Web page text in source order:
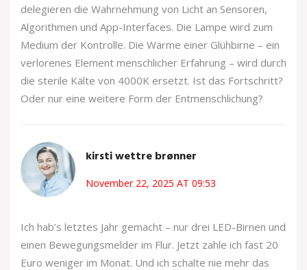
delegieren die Wahrnehmung von Licht an Sensoren,
Algorithmen und App-Interfaces. Die Lampe wird zum
Medium der Kontrolle. Die Wärme einer Glühbirne – ein
verlorenes Element menschlicher Erfahrung – wird durch
die sterile Kälte von 4000K ersetzt. Ist das Fortschritt?
Oder nur eine weitere Form der Entmenschlichung?
kirsti wettre brønner
November 22, 2025 AT 09:53
Ich hab’s letztes Jahr gemacht – nur drei LED-Birnen und
einen Bewegungsmelder im Flur. Jetzt zahle ich fast 20
Euro weniger im Monat. Und ich schalte nie mehr das